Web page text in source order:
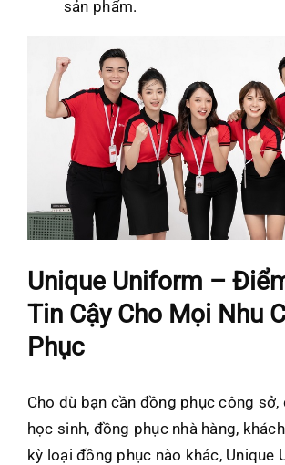
sản phẩm.
Unique Uniform –
Tin Cậy Cho Mọi Nhu
Phục
Cho dù bạn cần đồng phục công sở,
học sinh, đồng phục nhà hàng,
kỳ loại đồng phục nào khác, Unique